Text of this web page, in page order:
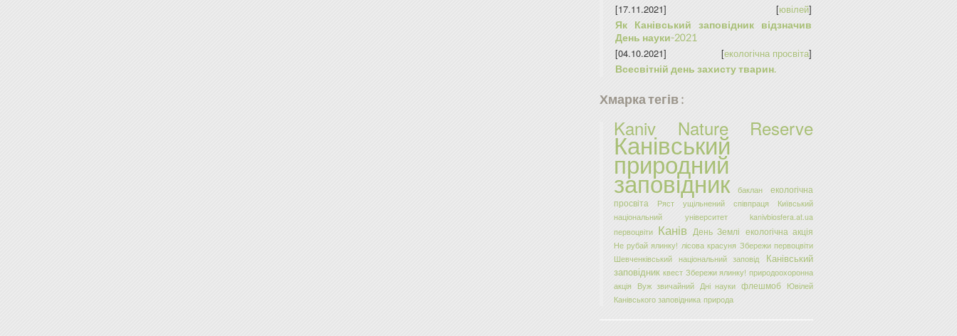
[17.11.2021] [ювілей]
Як Канівський заповідник відзначив
День науки-2021
[04.10.2021] [екологічна просвіта]
Всесвітній день захисту тварин.
Хмарка тегів :
Kaniv Nature Reserve
Канівський
природний
заповідник баклан
екологічна
просвіта
Ряст ущільнений співпраця
Київський
національний університет kanivbiosfera.at.ua
первоцвіти Канів День Землі екологічна акція
Не рубай ялинку! лісова красуня Збережи первоцвіти
Шевченківський національний заповід
Канівський
заповідник квест Збережи ялинку! природоохоронна
акція Вуж звичайний Дні науки флешмоб Ювілей
Канівського заповідника природа